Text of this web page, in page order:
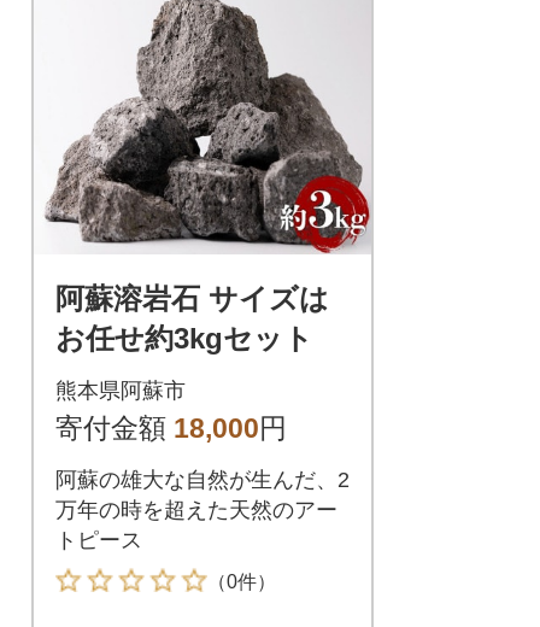
阿蘇溶岩石 サイズは
お任せ約3kgセット
熊本県阿蘇市
寄付金額 18,000円
阿蘇の雄大な自然が生んだ、2
万年の時を超えた天然のアー
トピース
（0件）